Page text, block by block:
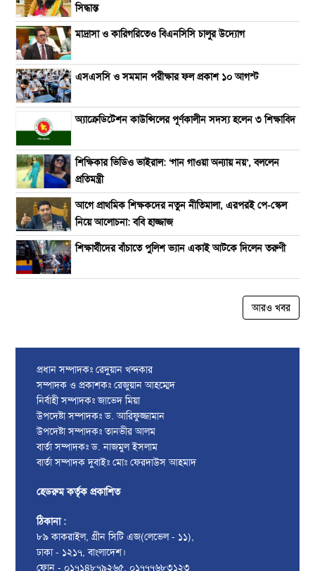
সিদ্ধান্ত
মাদ্রাসা ও কারিগরিতেও বিএনসিসি চালুর উদ্যোগ
এসএসসি ও সমমান পরীক্ষার ফল প্রকাশ ১০ আগস্ট
অ্যাক্রেডিটেশন কাউন্সিলের পূর্ণকালীন সদস্য হলেন ৩ শিক্ষাবিদ
শিক্ষিকার ভিডিও ভাইরাল: ‘গান গাওয়া অন্যায় নয়’, বললেন
প্রতিমন্ত্রী
আগে প্রাথমিক শিক্ষকদের নতুন নীতিমালা, এরপরই পে-স্কেল
নিয়ে আলোচনা: ববি হাজ্জাজ
শিক্ষার্থীদের বাঁচাতে পুলিশ ভ্যান একাই আটকে দিলেন তরুণী
আরও খবর
প্রধান সম্পাদকঃ রেদুয়ান খন্দকার
সম্পাদক ও প্রকাশকঃ রেজুয়ান আহম্মেদ
নির্বাহী সম্পাদকঃ জাভেদ মিয়া
উপদেষ্টা সম্পাদকঃ ড. আরিফুজ্জামান
উপদেষ্টা সম্পাদকঃ তানভীর আলম
বার্তা সম্পাদকঃ ড. নাজমুল ইসলাম
বার্তা সম্পাদক দুবাইঃ মোঃ ফেরদাউস আহমাদ
হেডরুম কর্তৃক প্রকাশিত
ঠিকানা :
৮৯ কাকরাইল, গ্রীন সিটি এজ(লেভেল - ১১),
ঢাকা - ১২১৭, বাংলাদেশ।
ফোন - ০১৭১৪৮৭৯২৬৫, ০১৭৭৭৬৮৩১২৩